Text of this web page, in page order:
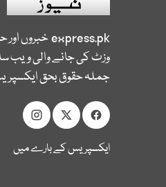
express.pkخبروں
وزٹ کی جانے والی ویب
جملہ حقوق بحق
ایکسپریس کے بارے میں